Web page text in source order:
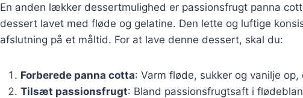
En anden lækker dessertmulighed er passionsfrugt panna
dessert lavet med fløde og gelatine. Den lette og luftige
afslutning på et måltid. For at lave denne dessert, skal du:
Forberede panna cotta: Varm fløde, sukker og vanilje
Tilsæt passionsfrugt: Bland passionsfrugtsaft i